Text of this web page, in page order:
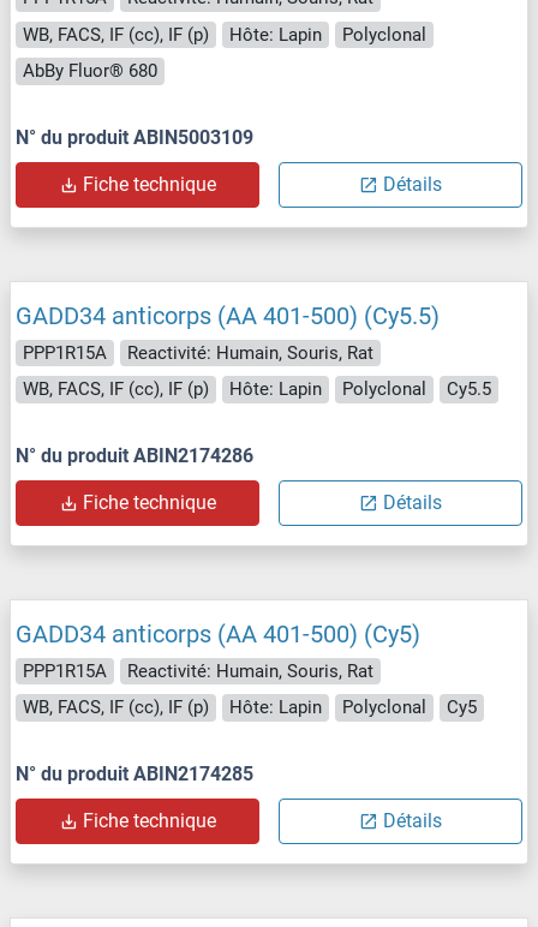
WB, FACS, IF (cc), IF (p)
Hôte: Lapin
Polyclonal
AbBy Fluor® 680
N° du produit ABIN5003109
Fiche technique Détails
GADD34 anticorps (AA 401-500) (Cy5.5)
PPP1R15A
Reactivité: Humain, Souris, Rat
WB, FACS, IF (cc), IF (p)
Hôte: Lapin Polyclonal Cy5.5
N° du produit ABIN2174286
Fiche technique Détails
GADD34 anticorps (AA 401-500) (Cy5)
PPP1R15A
Reactivité: Humain, Souris, Rat
WB, FACS, IF (cc), IF (p)
Hôte: Lapin Polyclonal Cy5
N° du produit ABIN2174285
Fiche technique Détails